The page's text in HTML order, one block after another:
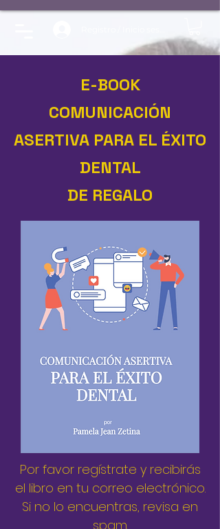
E-BOOK
COMUNICACIÓN
ASERTIVA PARA EL ÉXITO
DENTAL
DE REGALO
Por favor regístrate y recibirás
el libro en tu correo electrónico.
Si no lo encuentras, revisa en
spam.